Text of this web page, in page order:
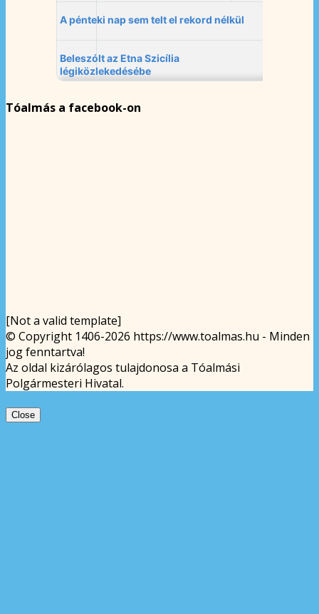
Tóalmás a facebook-on
[Not a valid template]
© Copyright 1406-2026 https://www.toalmas.hu - Minden
jog fenntartva!
Az oldal kizárólagos tulajdonosa a Tóalmási
Polgármesteri Hivatal.
Close